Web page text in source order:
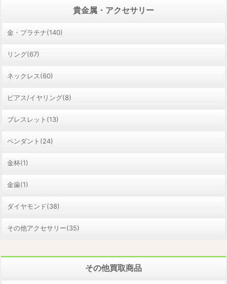
貴金属・アクセサリー
金・プラチナ(140)
リング(67)
ネックレス(60)
ピアス/イヤリング(8)
ブレスレット(13)
ペンダント(24)
金杯(1)
金歯(1)
ダイヤモンド(38)
その他アクセサリー(35)
その他買取商品